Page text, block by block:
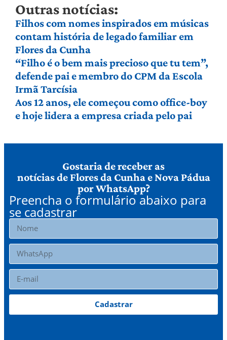
Outras notícias:
Filhos com nomes inspirados em músicas
contam história de legado familiar em
Flores da Cunha
“Filho é o bem mais precioso que tu tem”,
defende pai e membro do CPM da Escola
Irmã Tarcísia
Aos 12 anos, ele começou como office-boy
e hoje lidera a empresa criada pelo pai
Gostaria de receber as
notícias de Flores da Cunha e Nova Pádua
por WhatsApp?
Preencha o formulário abaixo para
se cadastrar
Cadastrar